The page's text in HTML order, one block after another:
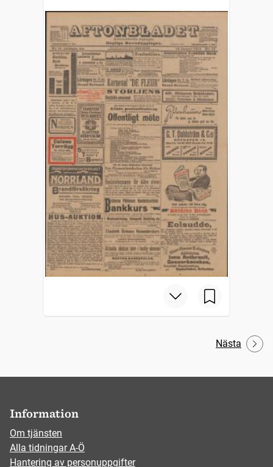
Nästa
Information
Om tjänsten
Alla tidningar A-Ö
Hantering av personuppgifter